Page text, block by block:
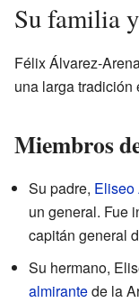
Su familia
Félix Álvarez-
una larga tradición
Miembros
Su padre, Eliseo
un general. Fue
capitán general
Su hermano,
almirantede la